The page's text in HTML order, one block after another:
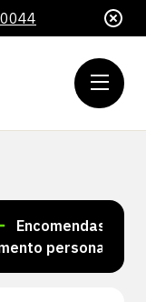
feitas
personalizado?